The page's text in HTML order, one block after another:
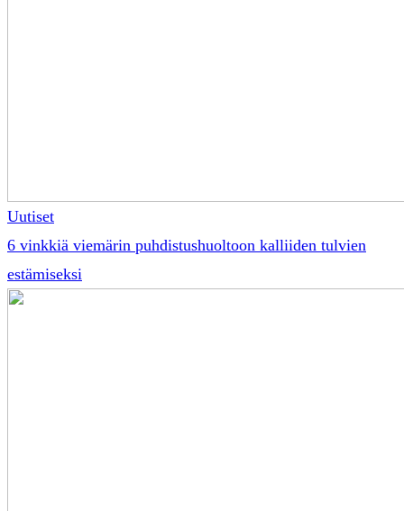
Uutiset
6 vinkkiä viemärin puhdistushuoltoon kalliiden tulvien
estämiseksi